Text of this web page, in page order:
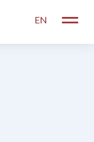
EN
Toggle